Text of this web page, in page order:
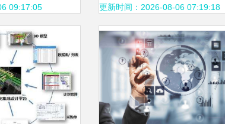
09:17:05 动
更新时间：2026-08-06 07:19:18